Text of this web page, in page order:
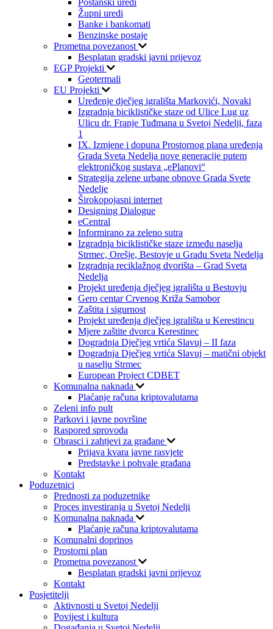
Župni uredi
Banke i bankomati
Benzinske postaje
Prometna povezanost
Besplatan gradski javni prijevoz
EGP Projekti
Geotermali
EU Projekti
Uređenje dječjeg igrališta Markovići, Novaki
Izgradnja biciklističke staze od Ulice Lug uz
Ulicu dr. Franje Tuđmana u Svetoj Nedelji, faza
1
IX. Izmjene i dopuna Prostornog plana uređenja
Grada Sveta Nedelja nove generacije putem
elektroničkog sustava „ePlanovi“
Strategija zelene urbane obnove Grada Svete
Nedelje
Širokopojasni internet
Designing Dialogue
eCentral
Informirano za zeleno sutra
Izgradnja biciklističke staze između naselja
Strmec, Orešje, Bestovje u Gradu Sveta Nedelja
Izgradnja reciklažnog dvorišta – Grad Sveta
Nedelja
Projekt uređenja dječjeg igrališta u Bestovju
Gero centar Crvenog Križa Samobor
Zaštita i sigurnost
Projekt uređenja dječjeg igrališta u Kerestincu
Mjere zaštite dvorca Kerestinec
Dogradnja Dječjeg vrtića Slavuj – II faza
Dogradnja Dječjeg vrtića Slavuj – matični objekt
u naselju Strmec
European Project CDBET
Komunalna naknada
Plaćanje računa kriptovalutama
Zeleni info pult
Parkovi i javne površine
Raspored sprovoda
Obrasci i zahtjevi za građane
Prijava kvara javne rasvjete
Predstavke i pohvale građana
Kontakt
Poduzetnici
Prednosti za poduzetnike
Proces investiranja u Svetoj Nedelji
Komunalna naknada
Plaćanje računa kriptovalutama
Komunalni doprinos
Prostorni plan
Prometna povezanost
Besplatan gradski javni prijevoz
Kontakt
Posjetitelji
Aktivnosti u Svetoj Nedelji
Povijest i kultura